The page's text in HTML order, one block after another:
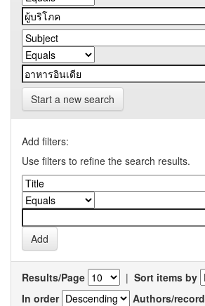
Start a new search
Add filters:
Use filters to refine the search results.
Results/Page | Sort items by
In order
Authors/record